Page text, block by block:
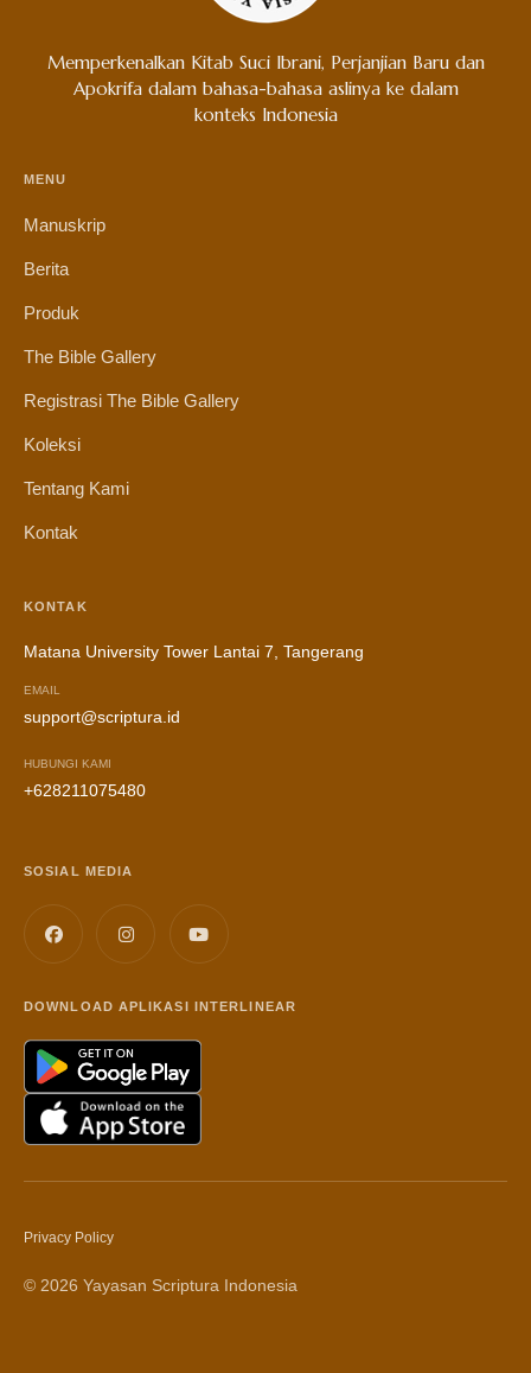
Memperkenalkan Kitab Suci Ibrani, Perjanjian Baru dan
Apokrifa dalam bahasa-bahasa aslinya ke dalam
konteks Indonesia
MENU
Manuskrip
Berita
Produk
The Bible Gallery
Registrasi The Bible Gallery
Koleksi
Tentang Kami
Kontak
KONTAK
Matana University Tower Lantai 7, Tangerang
EMAIL
support@scriptura.id
HUBUNGI KAMI
+628211075480
SOSIAL MEDIA
DOWNLOAD APLIKASI INTERLINEAR
Privacy Policy
© 2026 Yayasan Scriptura Indonesia